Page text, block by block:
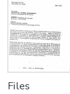
Files